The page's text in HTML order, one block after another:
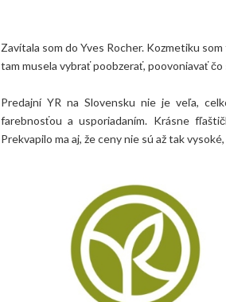
Zavítala som do Yves Rocher. Kozmetiku
tam musela vybrať poobzerať, poovoniavať čo
Predajní YR na Slovensku nie je veľa,
farebnosťou a usporiadaním. Krásne
Prekvapilo ma aj, že ceny nie sú až tak